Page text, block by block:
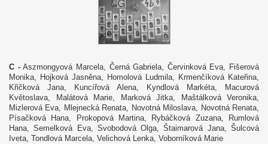
C -Aszmongyová Marcela, Černá Gabriela, Červinková Eva, Fišerová
Monika, Hojková Jasněna, Homolová Ludmila, Krmenčíková Kateřina,
Křičková Jana, Kuncířová Alena, Kyndlová Markéta, Macurová
Květoslava, Malátová Marie, Marková Jitka, Maštálková Veronika,
Mizlerová Eva, Mlejnecká Renata, Novotná Miloslava, Novotná Renata,
Písačková Hana, Prokopová Martina, Rybáčková Zuzana, Rumlová
Hana, Semelková Eva, Svobodová Olga, Štaimarová Jana, Šulcová
Iveta, Tondlová Marcela, Velichová Lenka, Voborníková Marie